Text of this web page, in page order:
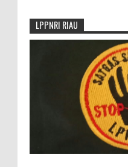
LPPNRI RIAU